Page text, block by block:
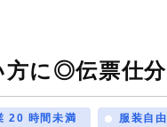
に◎伝票仕
20 時間未満 服装自由